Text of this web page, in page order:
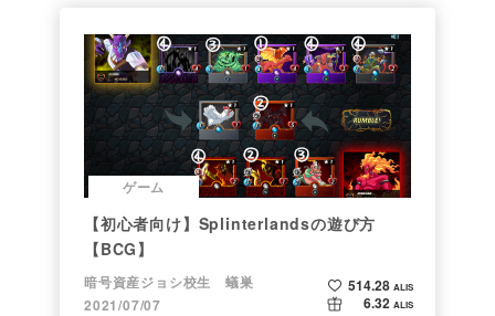
ゲーム
【初心者向け】Splinterlandsの遊び方
【BCG】
暗号資産ジョシ校生 蟻巣
2021/07/07
514.28 ALIS
6.32 ALIS